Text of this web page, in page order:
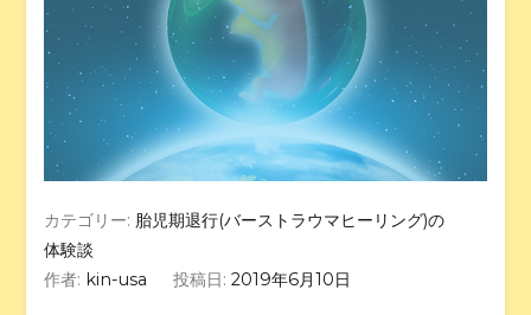
カテゴリー: 胎児期退行(バーストラウマヒーリング)の
体験談
作者: kin-usa 投稿日: 2019年6月10日